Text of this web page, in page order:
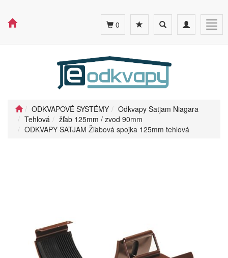
Toggle
navigation
Toggle
search
0
ODKVAPOVÉ SYSTÉMY
Odkvapy Satjam Niagara
Tehlová
žľab 125mm / zvod 90mm
ODKVAPY SATJAM Žľabová spojka 125mm tehlová